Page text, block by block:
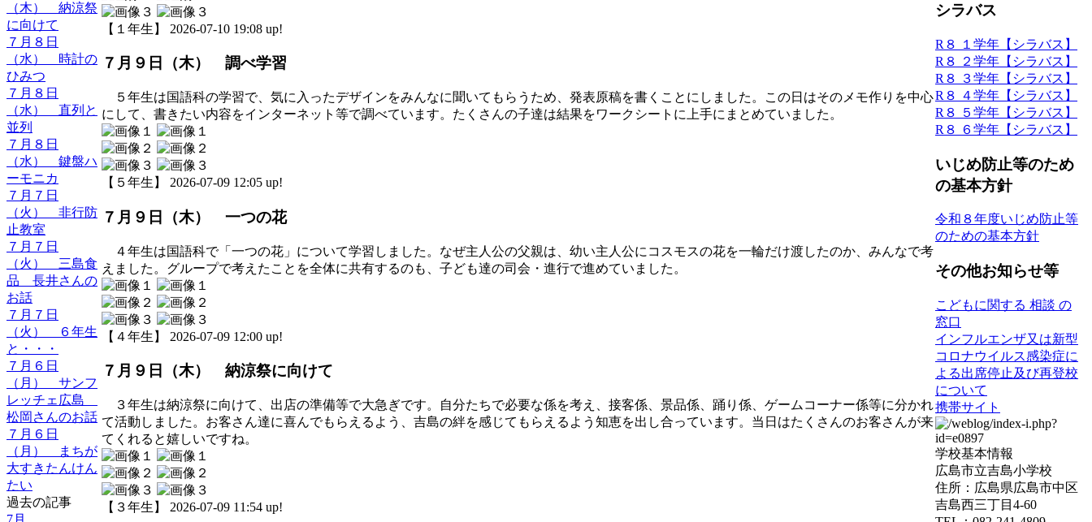
（木） 納涼祭
に向けて
７月８日
（水） 時計の
ひみつ
７月８日
（水） 直列と
並列
７月８日
（水） 鍵盤ハ
ーモニカ
７月７日
（火） 非行防
止教室
７月７日
（火） 三島食
品 長井さんの
お話
７月７日
（火） ６年生
と・・・
７月６日
（月） サンフ
レッチェ広島
松岡さんのお話
７月６日
（月） まちが
大すきたんけん
たい
過去の記事
7月
【１年生】 2026-07-10 19:08 up!
７月９日（木） 調べ学習
５年生は国語科の学習で、気に入ったデザインをみんなに聞いてもらうため、発表原稿を書くことにしました。この日はそのメモ作りを中心
にして、書きたい内容をインターネット等で調べています。たくさんの子達は結果をワークシートに上手にまとめていました。
【５年生】 2026-07-09 12:05 up!
７月９日（木） 一つの花
４年生は国語科で「一つの花」について学習しました。なぜ主人公の父親は、幼い主人公にコスモスの花を一輪だけ渡したのか、みんなで考
えました。グループで考えたことを全体に共有するのも、子ども達の司会・進行で進めていました。
【４年生】 2026-07-09 12:00 up!
７月９日（木） 納涼祭に向けて
３年生は納涼祭に向けて、出店の準備等で大急ぎです。自分たちで必要な係を考え、接客係、景品係、踊り係、ゲームコーナー係等に分かれ
て活動しました。お客さん達に喜んでもらえるよう、吉島の絆を感じてもらえるよう知恵を出し合っています。当日はたくさんのお客さんが来
てくれると嬉しいですね。
【３年生】 2026-07-09 11:54 up!
シラバス
R８ １学年【シラバス】
R８ ２学年【シラバス】
R８ ３学年【シラバス】
R８ ４学年【シラバス】
R８ ５学年【シラバス】
R８ ６学年【シラバス】
いじめ防止等のため
の基本方針
令和８年度いじめ防止等
のための基本方針
その他お知らせ等
こどもに関する 相談 の
窓口
インフルエンザ又は新型
コロナウイルス感染症に
よる出席停止及び再登校
について
携帯サイト
学校基本情報
広島市立吉島小学校
住所：広島県広島市中区
吉島西三丁目4-60